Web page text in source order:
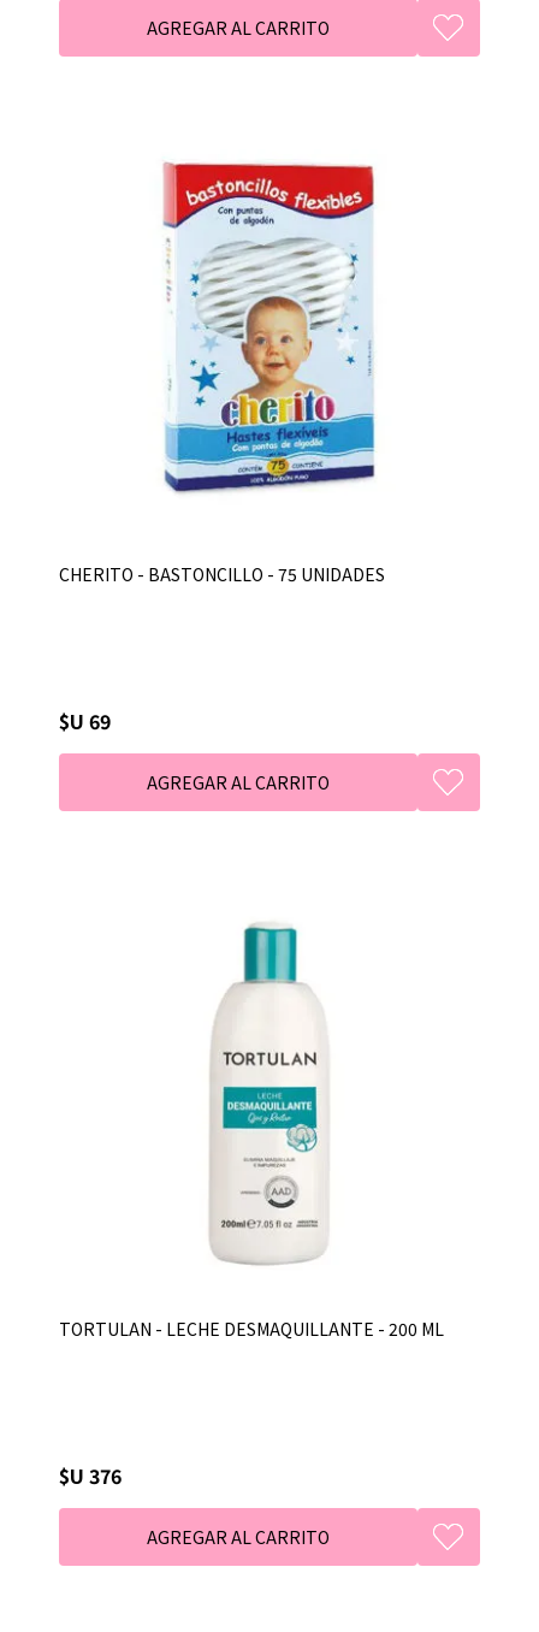
CHERITO - BASTONCILLO - 75 UNIDADES
$U 69
TORTULAN - LECHE DESMAQUILLANTE - 200 ML
$U 376